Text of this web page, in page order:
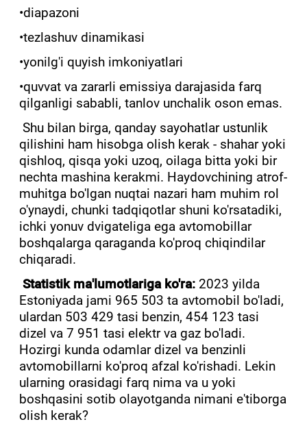
•diapazoni
•tezlashuv dinamikasi
•yonilg'i quyish imkoniyatlari
•quvvat va zararli emissiya darajasida farq
qilganligi sababli, tanlov unchalik oson emas.
Shu bilan birga, qanday sayohatlar ustunlik
qilishini ham hisobga olish kerak - shahar yoki
qishloq, qisqa yoki uzoq, oilaga bitta yoki bir
nechta mashina kerakmi. Haydovchining atrof-
muhitga bo'lgan nuqtai nazari ham muhim rol
o'ynaydi, chunki tadqiqotlar shuni ko'rsatadiki,
ichki yonuv dvigateliga ega avtomobillar
boshqalarga qaraganda ko'proq chiqindilar
chiqaradi.
Statistik ma'lumotlariga ko'ra: 2023 yilda
Estoniyada jami 965 503 ta avtomobil bo'ladi,
ulardan 503 429 tasi benzin, 454 123 tasi
dizel va 7 951 tasi elektr va gaz bo'ladi.
Hozirgi kunda odamlar dizel va benzinli
avtomobillarni ko'proq afzal ko'rishadi. Lekin
ularning orasidagi farq nima va u yoki
boshqasini sotib olayotganda nimani e'tiborga
olish kerak?